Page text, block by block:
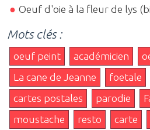
Oeuf d'oie à la fleur de lys
Mots clés :
oeuf peint académicien
La cane de Jeanne
foetale
cartes postales
parodie
moustache
resto carte